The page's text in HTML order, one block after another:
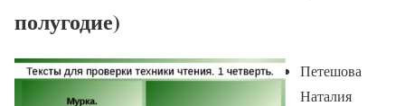
полугодие)
Петешова
Наталия